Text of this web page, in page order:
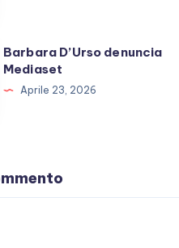
Barbara D’Urso denuncia
Mediaset
Aprile 23, 2026